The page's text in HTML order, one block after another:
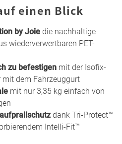
einen Blick
by Joie die nachhaltige
wiederverwertbaren PET-
zu befestigen mit der Isofix-
mit dem Fahrzeuggurt
mit nur 3,35 kg einfach von
dank Tri-Protect™
Intelli-Fit™